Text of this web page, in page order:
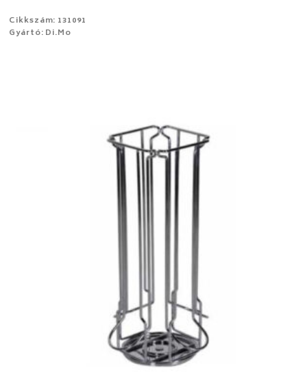
Cikkszám: 131091
Gyártó: Di.Mo